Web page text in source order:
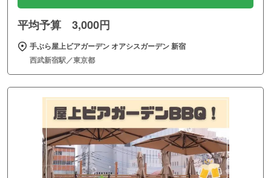
平均予算 3,000円
手ぶら屋上ビアガーデン オアシスガーデン 新宿
西武新宿駅／東京都